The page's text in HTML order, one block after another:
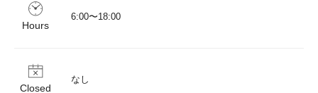
Hours
6:00〜18:00
Closed
なし